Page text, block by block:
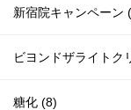
新宿院キャンペーン
ビヨンドザライトク
糖化 (8)